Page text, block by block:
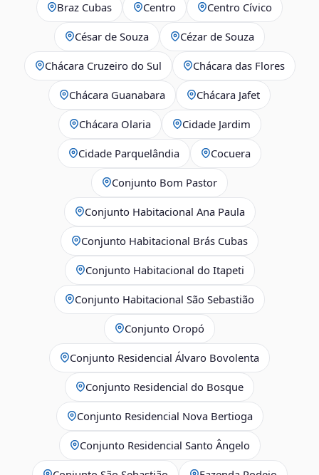
Braz Cubas Centro Centro Cívico
César de Souza Cézar de Souza
Chácara Cruzeiro do Sul Chácara das Flores
Chácara Guanabara Chácara Jafet
Chácara Olaria Cidade Jardim
Cidade Parquelândia Cocuera
Conjunto Bom Pastor
Conjunto Habitacional Ana Paula
Conjunto Habitacional Brás Cubas
Conjunto Habitacional do Itapeti
Conjunto Habitacional São Sebastião
Conjunto Oropó
Conjunto Residencial Álvaro Bovolenta
Conjunto Residencial do Bosque
Conjunto Residencial Nova Bertioga
Conjunto Residencial Santo Ângelo